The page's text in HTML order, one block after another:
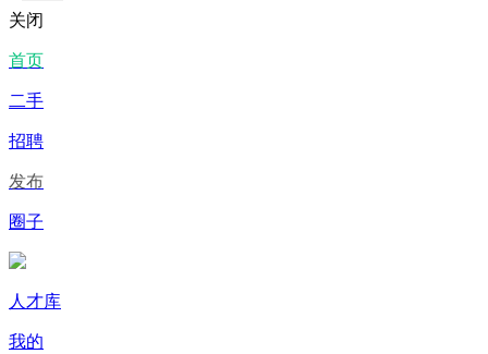
关闭
首页
二手
招聘
发布
圈子
人才库
我的